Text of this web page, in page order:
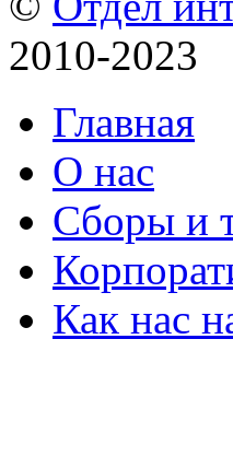
2010-2023
Главная
О нас
Сборы и
Как нас